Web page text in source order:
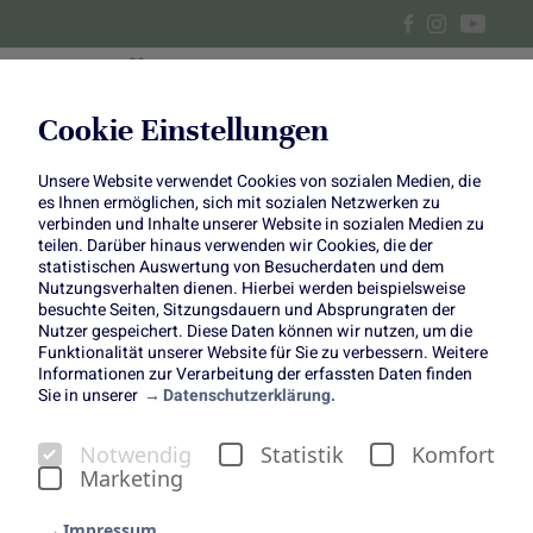
Cookie Einstellungen
Unsere Website verwendet Cookies von sozialen Medien, die
es Ihnen ermöglichen, sich mit sozialen Netzwerken zu
verbinden und Inhalte unserer Website in sozialen Medien zu
teilen. Darüber hinaus verwenden wir Cookies, die der
statistischen Auswertung von Besucherdaten und dem
Nutzungsverhalten dienen. Hierbei werden beispielsweise
besuchte Seiten, Sitzungsdauern und Absprungraten der
Nutzer gespeichert. Diese Daten können wir nutzen, um die
Funktionalität unserer Website für Sie zu verbessern. Weitere
Informationen zur Verarbeitung der erfassten Daten finden
Sie in unserer
Datenschutzerklärung.
Notwendig Statistik
Komfort
Marketing
Zucchini-Schoko-Muffins und
Zucchini-Tarte
Zucchini sind so vielseitig wie kaum ein anderes Gemüse
– ob herzhaft oder süß, sie lassen sich in den
unterschiedlichsten Gerichten einsetzen. Genau das
beweisen dieFoodistasmit unseren beiden neuen
Rezeptkreationen. Dieses Mal stehen zwei